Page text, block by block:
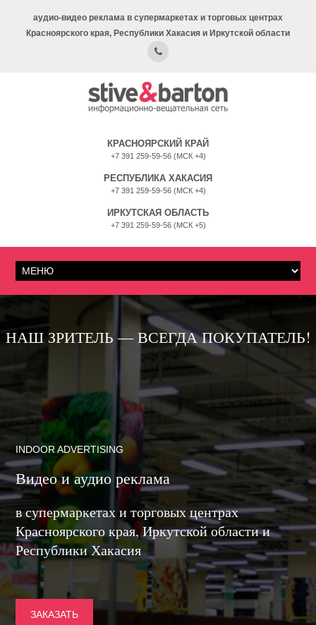
аудио-видео реклама в супермаркетах и торговых центрах
Красноярского края, Республики Хакасия и Иркутской области
КРАСНОЯРСКИЙ КРАЙ
+7 391 259-59-56 (МСК +4)
РЕСПУБЛИКА ХАКАСИЯ
+7 391 259-59-56 (МСК +4)
ИРКУТСКАЯ ОБЛАСТЬ
+7 391 259-59-56 (МСК +5)
НАШ ЗРИТЕЛЬ — ВСЕГДА ПОКУПАТЕЛЬ!
INDOOR ADVERTISING
Видео и аудио реклама
в супермаркетах и торговых центрах
Красноярского края, Иркутской области и
Республики Хакасия
ЗАКАЗАТЬ